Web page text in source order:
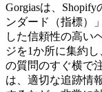
Gorgiasは、
ンダード（指標）
した信頼性の高い
ジを1か所に集約
の質問のすぐ横で
は、適切な追跡情